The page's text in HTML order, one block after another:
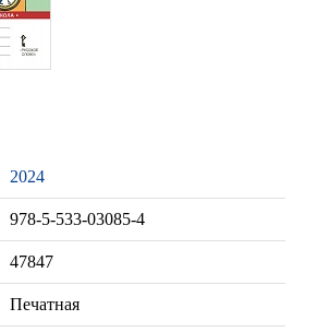
2024
978-5-533-03085-4
47847
Печатная